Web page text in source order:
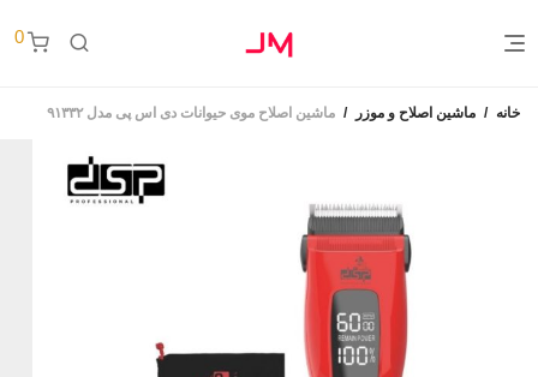
0
خانه / ماشین اصلاح و موزر / ماشین اصلاح موی حیوانات دی اس پی مدل ۹۱۳۳۲